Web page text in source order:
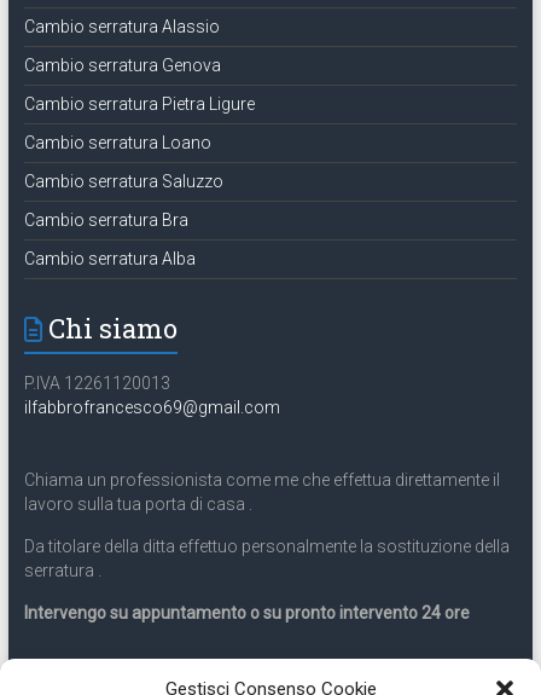
Gestisci Consenso Cookie
Cambio serratura Alassio
Cambio serratura Genova
Cambio serratura Pietra Ligure
Cambio serratura Loano
Cambio serratura Saluzzo
Cambio serratura Bra
Cambio serratura Alba
Chi siamo
P.IVA 12261120013
ilfabbrofrancesco69@gmail.com
Chiama un professionista come me che effettua direttamente il
lavoro sulla tua porta di casa .
Da titolare della ditta effettuo personalmente la sostituzione della
serratura .
Intervengo su appuntamento o su pronto intervento 24 ore